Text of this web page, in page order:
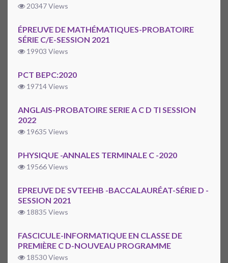
20347 Views
ÉPREUVE DE MATHÉMATIQUES-PROBATOIRE
SÉRIE C/E-SESSION 2021
19903 Views
PCT BEPC:2020
19714 Views
ANGLAIS-PROBATOIRE SERIE A C D TI SESSION
2022
19635 Views
PHYSIQUE -ANNALES TERMINALE C -2020
19566 Views
EPREUVE DE SVTEEHB -BACCALAURÉAT-SÉRIE D -
SESSION 2021
18835 Views
FASCICULE-INFORMATIQUE EN CLASSE DE
PREMIÈRE C D-NOUVEAU PROGRAMME
18530 Views